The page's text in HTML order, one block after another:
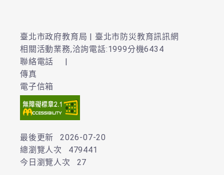
臺北市政府教育局 | 臺北市防災教育訊訊網
相關活動業務,洽詢電話:1999分機6434
聯絡電話
|
傳真
電子信箱
最後更新
2026-07-20
總瀏覽人次
479441
今日瀏覽人次
27